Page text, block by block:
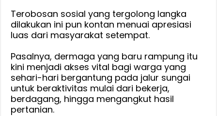
Kesempatan,
Kenapa
Tidak
Turun
Membantu
Terobosan sosial yang tergolong langka
dilakukan ini pun kontan menuai apresiasi
luas dari masyarakat setempat.
Pasalnya, ‎dermaga yang baru rampung itu
kini menjadi akses vital bagi warga yang
sehari-hari bergantung pada jalur sungai
untuk beraktivitas mulai dari bekerja,
berdagang, hingga mengangkut hasil
pertanian.